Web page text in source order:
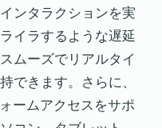
ンタラクションを実
イラするような遅延
ムーズでリアルタイ
できます。さらに、
ームアクセスをサポ